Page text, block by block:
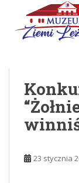
Skip to main content
23 stycznia